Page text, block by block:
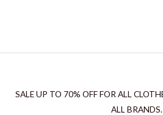
SALE UP TO 70% OFF FOR ALL
ALL BRANDS.